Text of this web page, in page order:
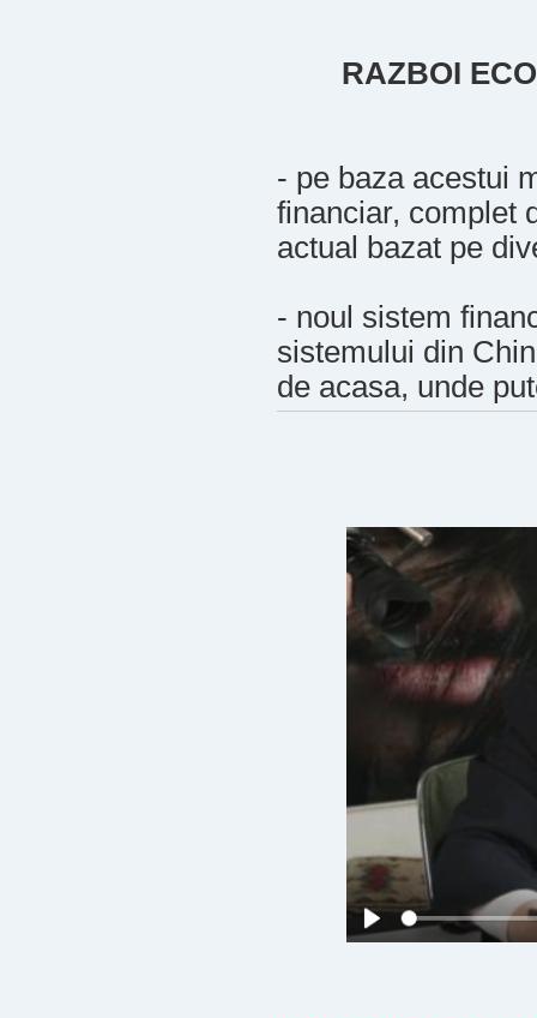
RAZBOI
- pe baza acestui
financiar, complet
actual bazat pe
- noul sistem
sistemului din
de acasa, unde